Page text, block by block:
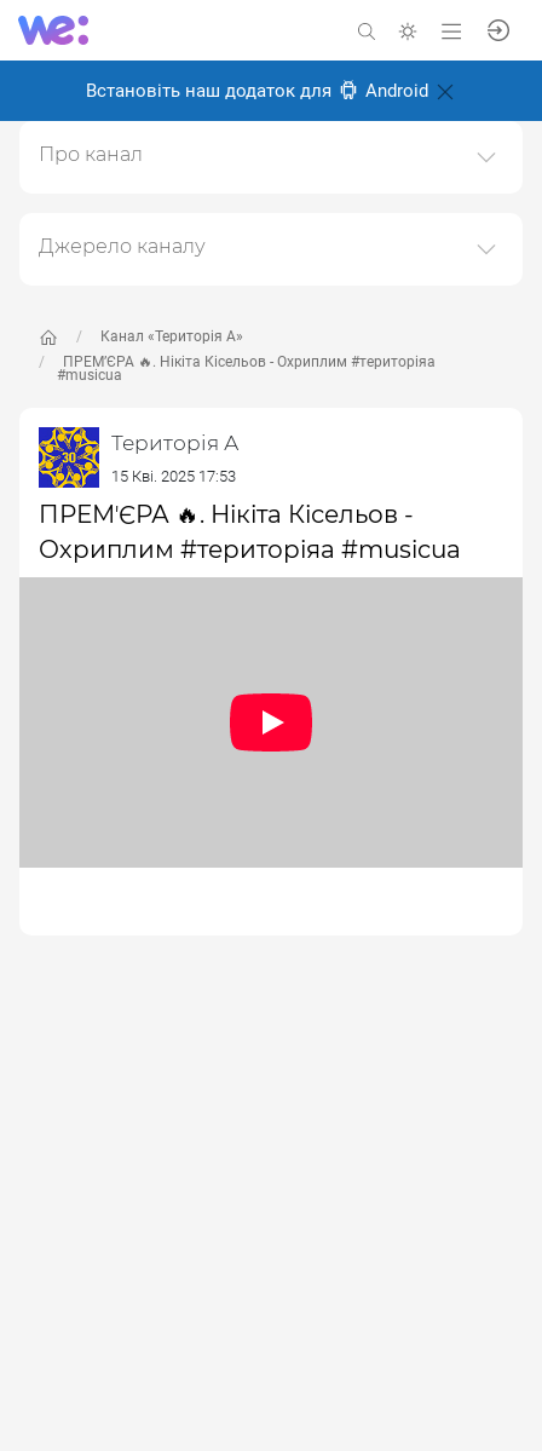
Встановіть наш додаток для Android
Канал «Територія А»
ПРЕМʼЄРА 🔥. Нікіта Кісельов - Охриплим #територіяа
#musicua
Територія А
15 Кві. 2025 17:53
ПРЕМʼЄРА 🔥. Нікіта Кісельов -
Охриплим #територіяа #musicua
Про канал
Створено: 18 лютого 2025
Джерело каналу
l/UC6oZi0YxLFCfZfg0wLBDOrw
популяризації та збільшення аудиторії його
підписників.
Переходьте за посиланнями в дописах для
отримання повної інформації про Автора, чи
предмет допису.